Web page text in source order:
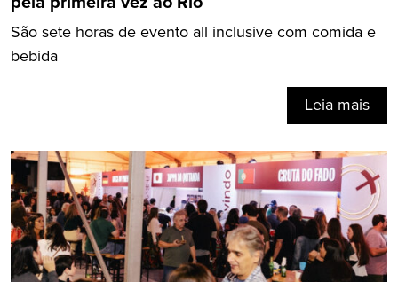
São sete horas de evento all inclusive com comida e
bebida
Leia mais